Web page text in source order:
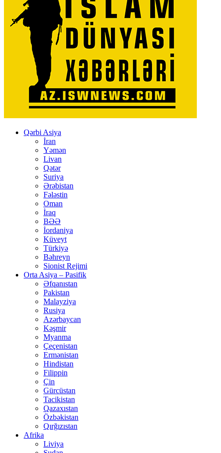
Qərbi Asiya
İran
Yəmən
Livan
Qətər
Suriya
Ərəbistan
Fələstin
Oman
İraq
BƏƏ
İordaniya
Küveyt
Türkiyə
Bəhreyn
Sionist Rejimi
Orta Asiya – Pasifik
Əfqanıstan
Pakistan
Malayziya
Rusiya
Azərbaycan
Kəşmir
Myanma
Çeçenistan
Ermənistan
Hindistan
Filippin
Çin
Gürcüstan
Tacikistan
Qazaxıstan
Özbəkistan
Qırğızıstan
Afrika
Liviya